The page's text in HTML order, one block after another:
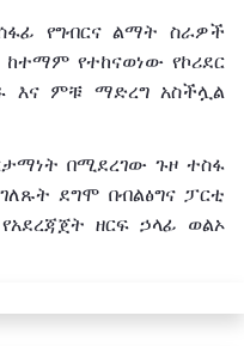
የግብርና ልማት
ስራዎች
ከተማም የተከናወነው የኮሪደር
እና ምቹ ማድረግ
አስችሏል
በሚደረገው ጉዞ ተስፋ
ደግሞ በብልፅግና ፓርቲ
የአደረጃጀት ዘርፍ ኃላፊ
ወልኦ